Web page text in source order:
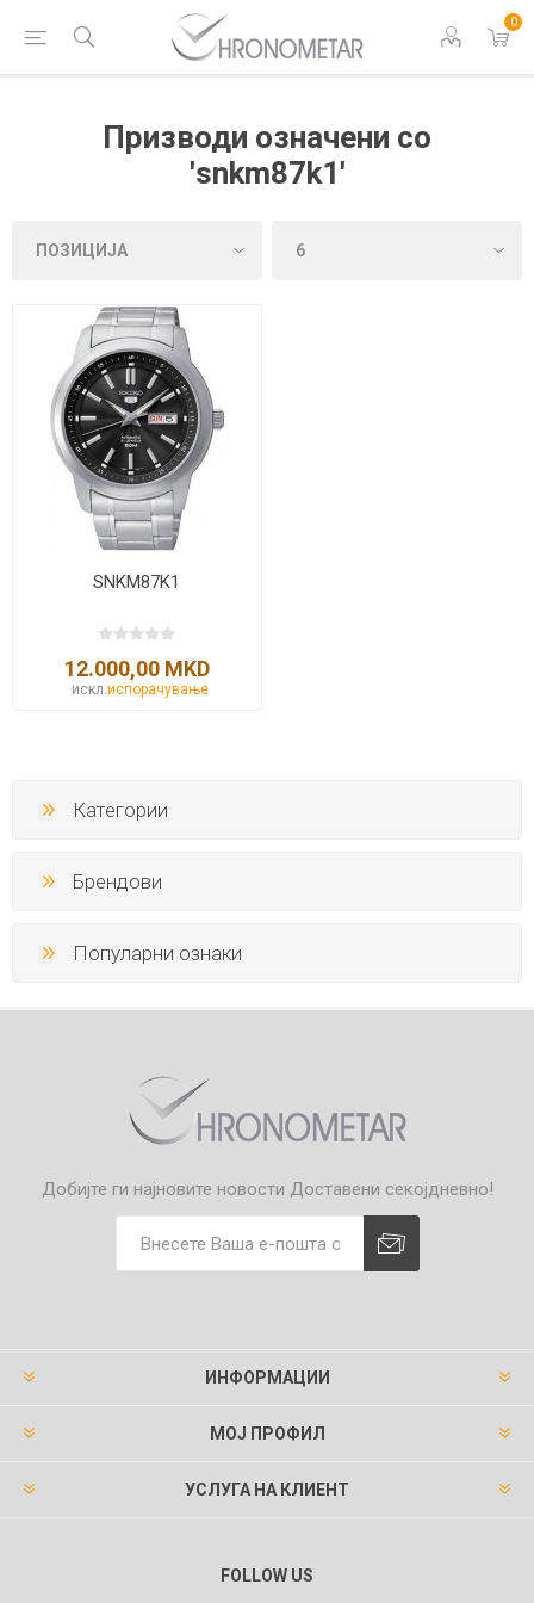
0
Призводи означени со
'snkm87k1'
SNKM87K1
12.000,00 MKD
искл. испорачување
Категории
Брендови
Популарни ознаки
Добијте ги најновите новости Доставени секојдневно!
ИНФОРМАЦИИ
МОЈ ПРОФИЛ
УСЛУГА НА КЛИЕНТ
FOLLOW US